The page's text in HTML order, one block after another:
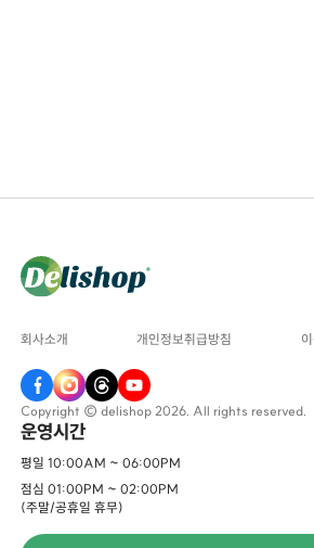
회사소개 개인정보취급방침
Copyright © delishop 2026. All rights reserved.
운영시간
평일 10:00AM ~ 06:00PM
점심 01:00PM ~ 02:00PM
(주말/공휴일 휴무)